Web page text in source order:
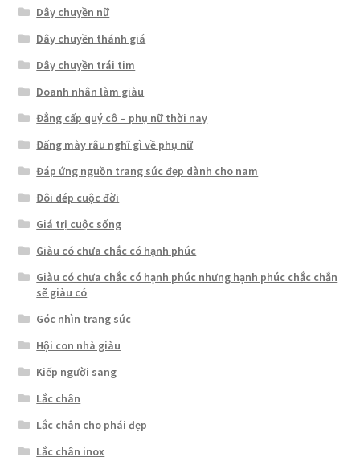
Dây chuyền nữ
Dây chuyền thánh giá
Dây chuyền trái tim
Doanh nhân làm giàu
Đẳng cấp quý cô – phụ nữ thời nay
Đấng mày râu nghĩ gì về phụ nữ
Đáp ứng nguồn trang sức đẹp dành cho nam
Đôi dép cuộc đời
Giá trị cuộc sống
Giàu có chưa chắc có hạnh phúc
Giàu có chưa chắc có hạnh phúc nhưng hạnh phúc chắc chắn
sẽ giàu có
Góc nhìn trang sức
Hội con nhà giàu
Kiếp người sang
Lắc chân
Lắc chân cho phái đẹp
Lắc chân inox